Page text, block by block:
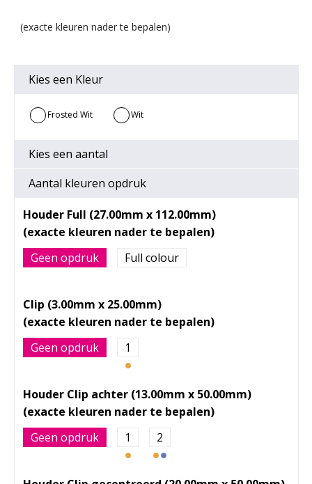
Kies een Kleur
Frosted Wit
Wit
Kies een aantal
Aantal kleuren opdruk
Houder Full (27.00mm x 112.00mm)
Geen opdruk Full colour
Clip (3.00mm x 25.00mm)
Geen opdruk 1
Houder Clip achter (13.00mm x 50.00mm)
Geen opdruk 1 2